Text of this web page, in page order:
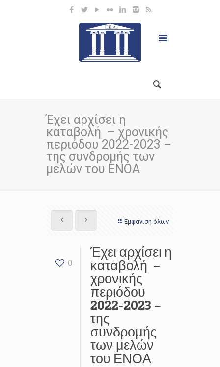
Έχει αρχίσει η
καταβολή – χρονικής
περιόδου 2022-2023 –
της συνδρομής των
μελών του ΕΝΟΑ
Εμφάνιση όλων
0
Έχει αρχίσει η
καταβολή –
χρονικής
περιόδου
2022-2023 –
της
συνδρομής
των μελών
του ΕΝΟΑ